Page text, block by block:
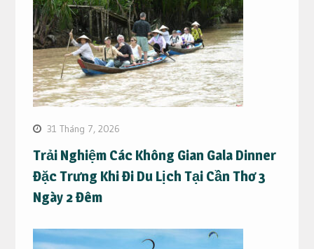
31 Tháng 7, 2026
Trải Nghiệm Các Không Gian Gala Dinner
Đặc Trưng Khi Đi Du Lịch Tại Cần Thơ 3
Ngày 2 Đêm